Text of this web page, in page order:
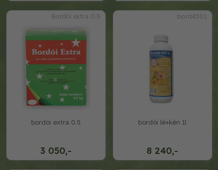
Bordói extra 0.5
3 050,-
bordói extra 0.5
bord4501
8 240,-
bordói lé+kén 1l